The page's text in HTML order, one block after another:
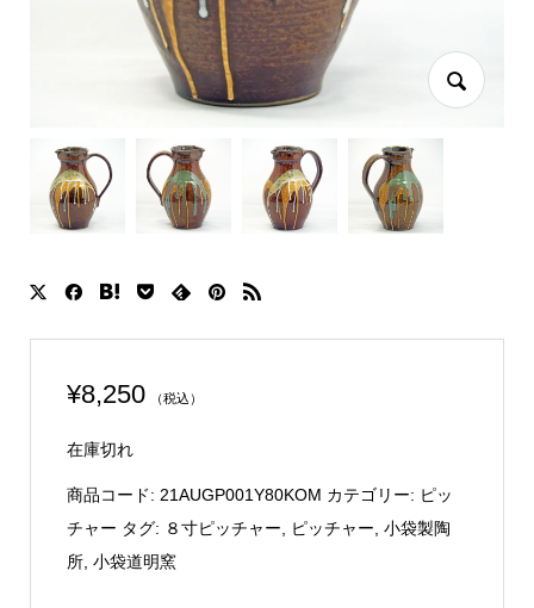
¥8,250 （税込）
在庫切れ
商品コード: 21AUGP001Y80KOM カテゴリー: ピッ
チャー タグ: ８寸ピッチャー ピッチャー 小袋製陶
所, 小袋道明窯